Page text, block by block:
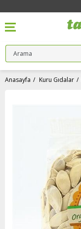
Anasayfa Kuru Gıdalar